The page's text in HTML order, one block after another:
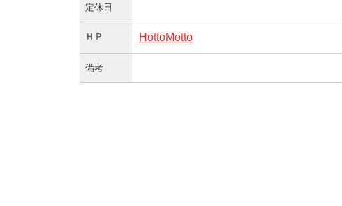
定休日
ＨＰ HottoMotto
備考